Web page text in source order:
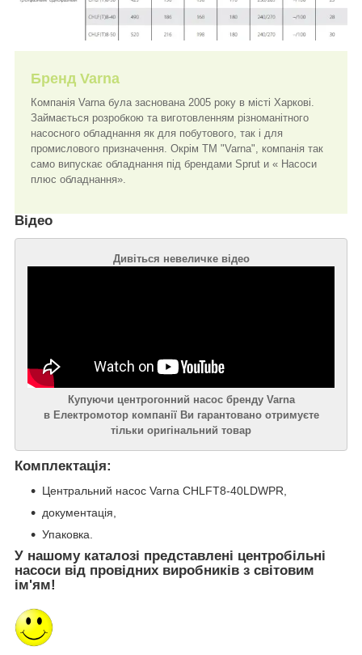
Бренд Varna
Компанія Varna була заснована 2005 року в місті Харкові.
Займається розробкою та виготовленням різноманітного
насосного обладнання як для побутового, так і для
промислового призначення. Окрім TM "Varna", компанія так
само випускає обладнання під брендами Sprut и « Насоси
плюс обладнання».
Відео
Дивіться невеличке відео
Купуючи центрогонний насос бренду Varna
в Електромотор компанії Ви гарантовано отримуєте
тільки оригінальний товар
Комплектація:
Центральний насос Varna CHLFT8-40LDWPR,
документація,
Упаковка.
У нашому каталозі представлені центробільні
насоси від провідних виробників з світовим
ім'ям!